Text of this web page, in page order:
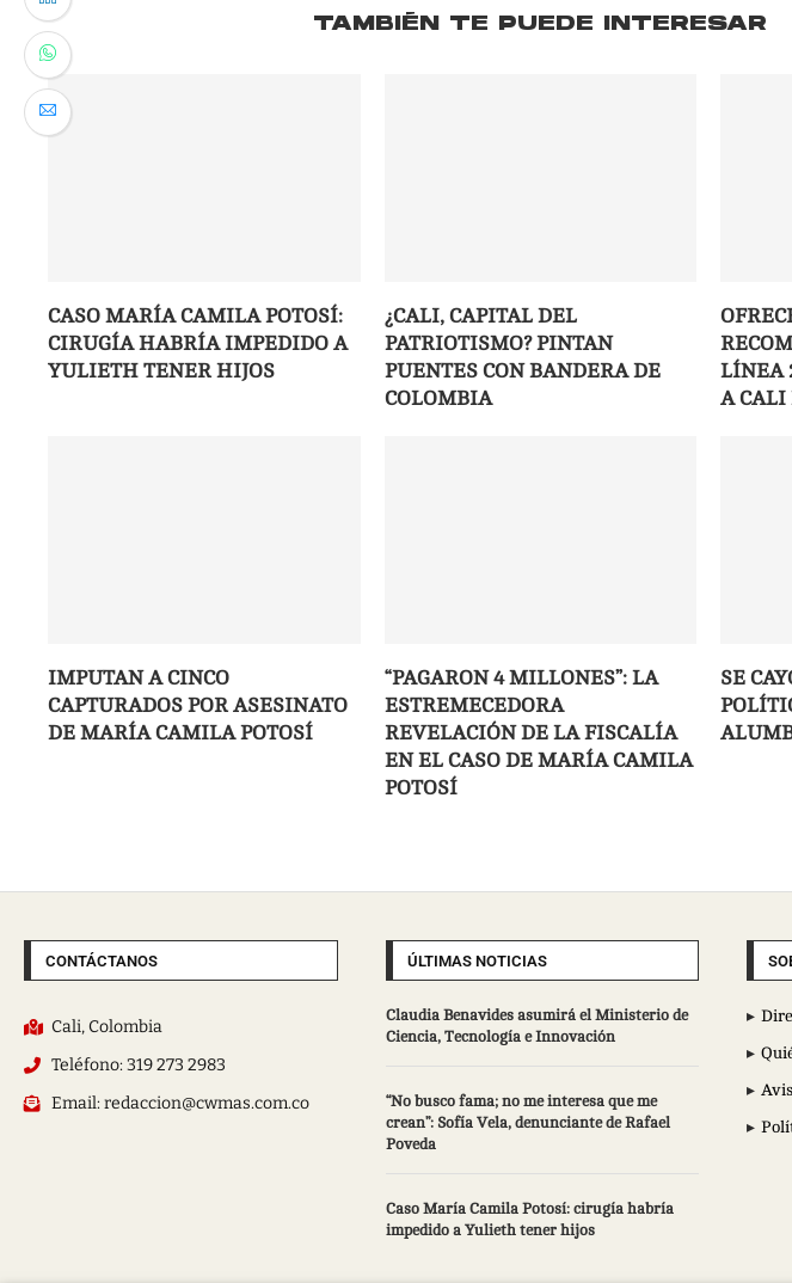
TAMBIÉN TE PUEDE INTERESAR
CASO MARÍA CAMILA POTOSÍ:
CIRUGÍA HABRÍA IMPEDIDO A
YULIETH TENER HIJOS
¿CALI, CAPITAL DEL
PATRIOTISMO? PINTAN
PUENTES CON BANDERA DE
COLOMBIA
LÍNEA
A CALI
IMPUTAN A CINCO
CAPTURADOS POR ASESINATO
DE MARÍA CAMILA POTOSÍ
“PAGARON 4 MILLONES”: LA
ESTREMECEDORA
REVELACIÓN DE LA FISCALÍA
EN EL CASO DE MARÍA CAMILA
POTOSÍ
SE
CONTÁCTANOS
Cali, Colombia
Teléfono: 319 273 2983
Email: redaccion@cwmas.com.co
ÚLTIMAS NOTICIAS
Claudia Benavides asumirá el Ministerio de
Ciencia, Tecnología e Innovación
“No busco fama; no me interesa que me
crean”: Sofía Vela, denunciante de Rafael
Poveda
Caso María Camila Potosí: cirugía habría
impedido a Yulieth tener hijos